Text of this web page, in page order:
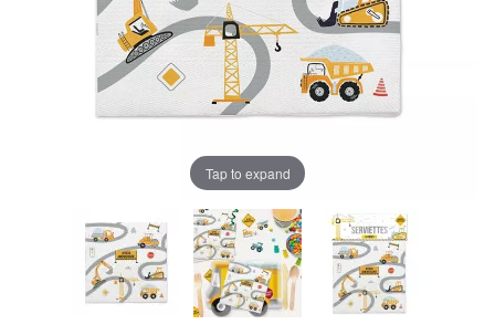
Tap to expand